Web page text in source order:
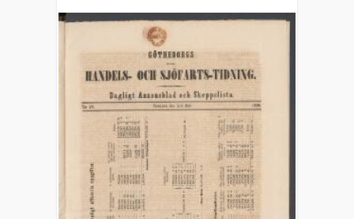
sjöfartstidning, dagligt annonsblad och
skeppslista